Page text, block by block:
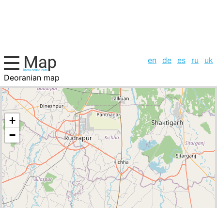
en de es ru
uk
Deoranian map
India, cities list
+
−